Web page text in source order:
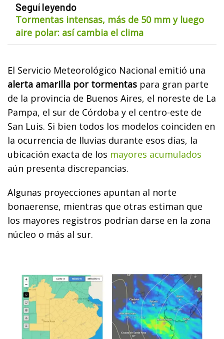
Seguí leyendo
Tormentas intensas, más de 50 mm y luego
aire polar: así cambia el clima
El Servicio Meteorológico Nacional emitió una
alerta amarilla por tormentas para gran parte
de la provincia de Buenos Aires, el noreste de La
Pampa, el sur de Córdoba y el centro-este de
San Luis. Si bien todos los modelos coinciden en
la ocurrencia de lluvias durante esos días, la
ubicación exacta de los mayores acumulados
aún presenta discrepancias.
Algunas proyecciones apuntan al norte
bonaerense, mientras que otras estiman que
los mayores registros podrían darse en la zona
núcleo o más al sur.